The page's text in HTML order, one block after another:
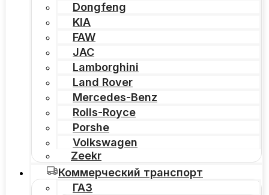
Dongfeng
KIA
FAW
JAC
Lamborghini
Land Rover
Mercedes-Benz
Rolls-Royce
Porshe
Volkswagen
Zeekr
Коммерческий транспорт
ГАЗ